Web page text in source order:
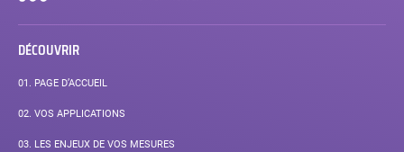
DÉCOUVRIR
01. PAGE D’ACCUEIL
02. VOS APPLICATIONS
03. LES ENJEUX DE VOS MESURES